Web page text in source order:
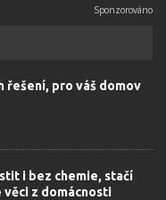
řešení, pro váš domov
i bez chemie, stačí
z domácnosti